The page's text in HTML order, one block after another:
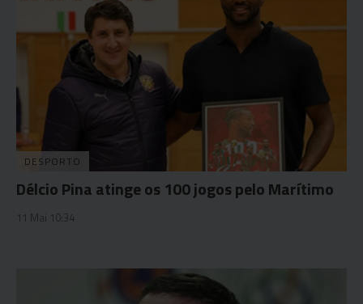
DESPORTO
Délcio Pina atinge os 100 jogos pelo Marítimo
11 Mai 10:34